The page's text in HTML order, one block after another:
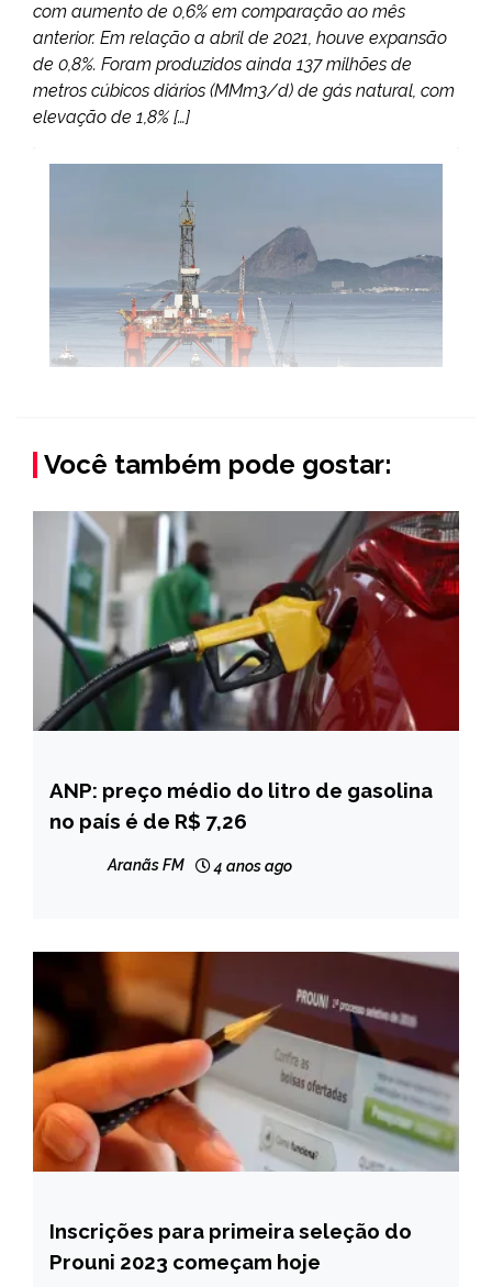
com aumento de 0,6% em comparação ao mês
anterior. Em relação a abril de 2021, houve expansão
de 0,8%. Foram produzidos ainda 137 milhões de
metros cúbicos diários (MMm3/d) de gás natural, com
elevação de 1,8% […]
Você também pode gostar:
BRASIL
NOTÍCIAS
ANP: preço médio do litro de gasolina
no país é de R$ 7,26
Aranãs FM 4 anos ago
BRASIL
NOTÍCIAS
Inscrições para primeira seleção do
Prouni 2023 começam hoje